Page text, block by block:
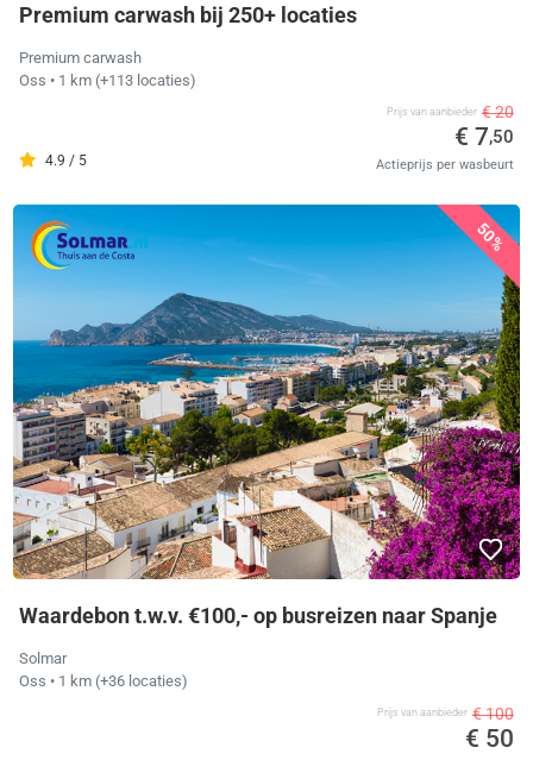
Premium carwash bij 250+ locaties
Premium carwash
Oss • 1 km (+113 locaties)
4.9 / 5
Prijs van aanbieder € 20
€ 7,50
Actieprijs per wasbeurt
50%
Waardebon t.w.v. €100,- op busreizen naar Spanje
Solmar
Oss • 1 km (+36 locaties)
Prijs van aanbieder € 100
€ 50